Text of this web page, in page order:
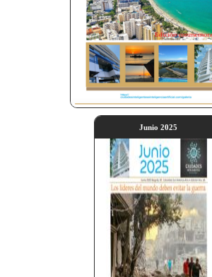
Junio 2025